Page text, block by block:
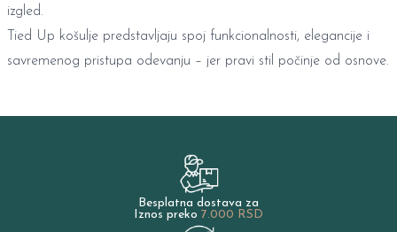
izgled.
Tied Up košulje predstavljaju spoj funkcionalnosti, elegancije i
savremenog pristupa odevanju – jer pravi stil počinje od osnove.
Besplatna dostava za
Iznos preko 7.000 RSD